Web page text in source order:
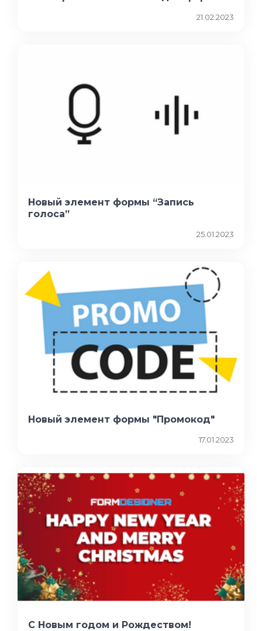
21.02.2023
Новый элемент формы “Запись
голоса”
25.01.2023
Новый элемент формы "Промокод"
17.01.2023
С Новым годом и Рождеством!